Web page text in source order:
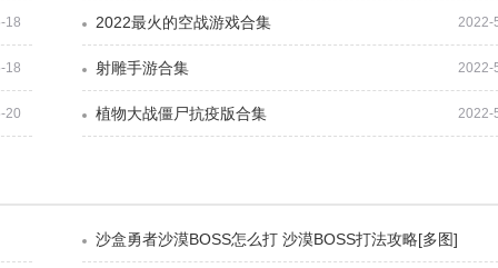
18 2022最火的空战游戏合集 2022-
18 射雕手游合集 2022-
20 植物大战僵尸抗疫版合集 2022-
沙盒勇者沙漠BOSS怎么打 沙漠BOSS打法攻略[多图]